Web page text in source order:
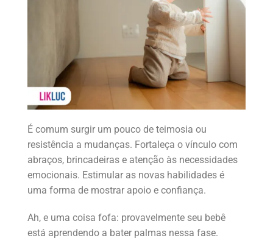
É comum surgir um pouco de teimosia ou
resistência a mudanças. Fortaleça o vínculo com
abraços, brincadeiras e atenção às necessidades
emocionais. Estimular as novas habilidades é
uma forma de mostrar apoio e confiança.
Ah, e uma coisa fofa: provavelmente seu bebê
está aprendendo a bater palmas nessa fase.